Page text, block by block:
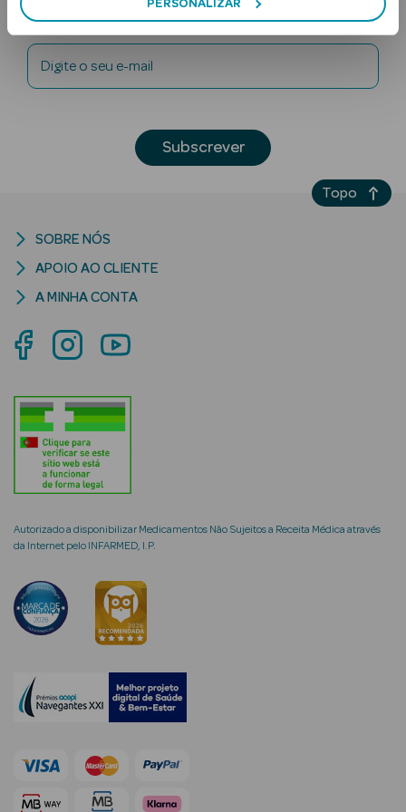
PERSONALIZAR
Corpo
Rosto
Solares Bebé e
Cosmética
Rosto
Séruns Faciais
Anti-
envelhecimento
Newsletter
Digite o seu e-mail
Subscrever
Autorizado a disponibilizar Medicamentos Não Sujeitos a Receita Médica através
da Internet pelo INFARMED, I.P.
SOBRE NÓS
APOIO AO CLIENTE
A MINHA CONTA
Topo